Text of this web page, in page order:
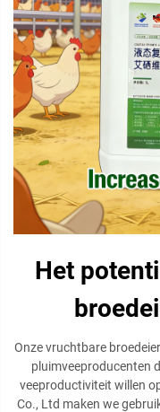
Het
Onze vruchtbare
pluimveeproducenten
veeproductiviteit willen
Co., Ltd maken we